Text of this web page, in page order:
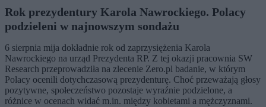
Rok prezydentury Karola Nawrockiego. Polacy
podzieleni w najnowszym sondażu
6 sierpnia mija dokładnie rok od zaprzysiężenia Karola
Nawrockiego na urząd Prezydenta RP. Z tej okazji pracownia SW
Research przeprowadziła na zlecenie Zero.pl badanie, w którym
Polacy ocenili dotychczasową prezydenturę. Choć przeważają głosy
pozytywne, społeczeństwo pozostaje wyraźnie podzielone, a
różnice w ocenach widać m.in. między kobietami a mężczyznami.